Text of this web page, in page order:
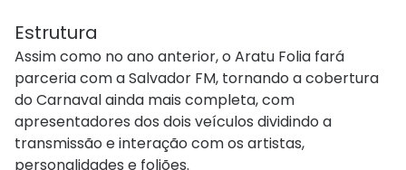
Estrutura
Assim como no ano anterior, o Aratu Folia fará
parceria com a Salvador FM, tornando a cobertura
do Carnaval ainda mais completa, com
apresentadores dos dois veículos dividindo a
transmissão e interação com os artistas,
personalidades e foliões.